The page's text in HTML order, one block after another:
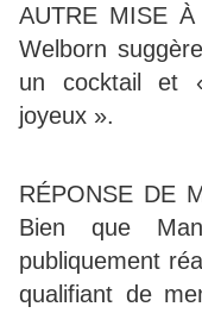
AUTRE MISE
Welborn
un cocktail et
joyeux ».
RÉPONSE DE
Bien que
publiquement
qualifiant de